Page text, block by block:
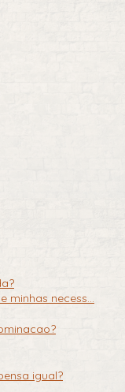
minhas necess...
igual?